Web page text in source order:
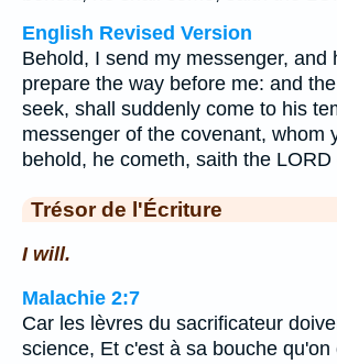
English Revised Version
Behold, I send my messenger, and
prepare the way before me: and
seek, shall suddenly come to his
messenger of the covenant, whom
behold, he cometh, saith the LORD
Trésor de l'Écriture
I will.
Malachie 2:7
Car les lèvres du sacrificateur
science, Et c'est à sa bouche qu'on